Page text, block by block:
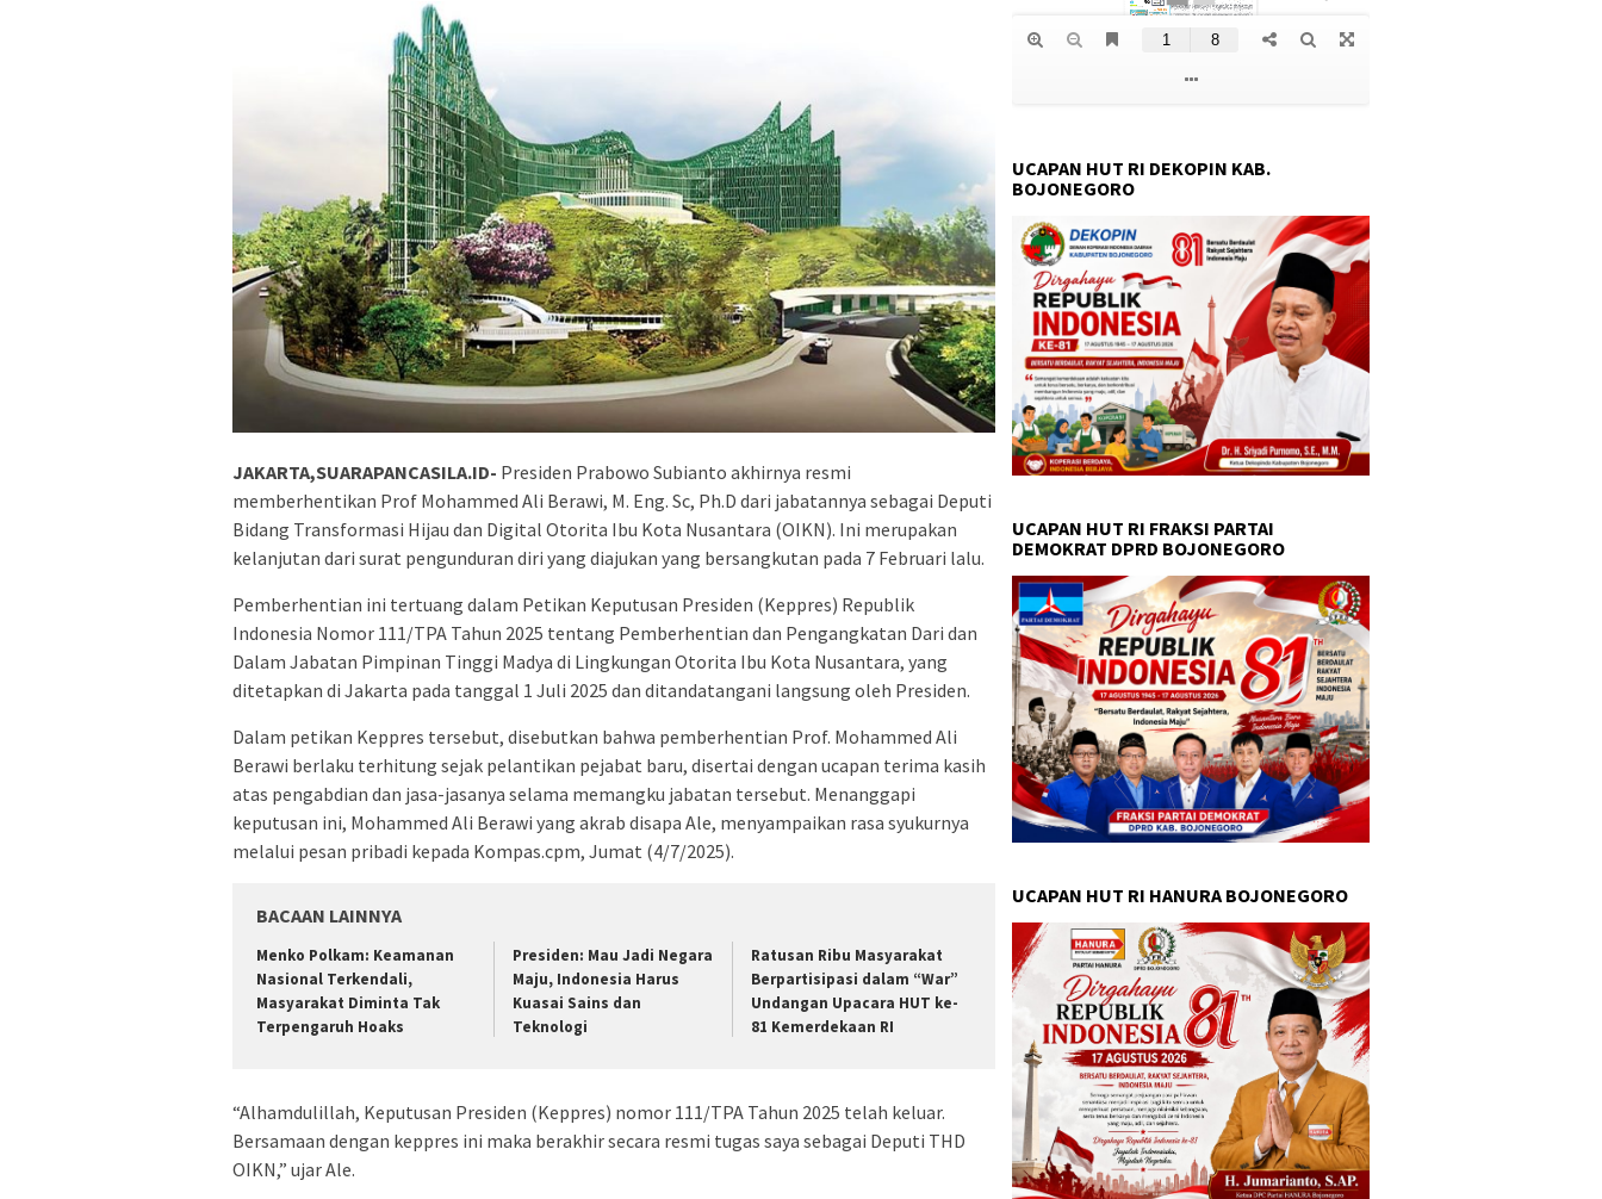
JAKARTA,SUARAPANCASILA.ID- Presiden Prabowo Subianto akhirnya resmi
memberhentikan Prof Mohammed Ali Berawi, M. Eng. Sc, Ph.D dari jabatannya sebagai Deputi
Bidang Transformasi Hijau dan Digital Otorita Ibu Kota Nusantara (OIKN). Ini merupakan
kelanjutan dari surat pengunduran diri yang diajukan yang bersangkutan pada 7 Februari lalu.
Pemberhentian ini tertuang dalam Petikan Keputusan Presiden (Keppres) Republik
Indonesia Nomor 111/TPA Tahun 2025 tentang Pemberhentian dan Pengangkatan Dari dan
Dalam Jabatan Pimpinan Tinggi Madya di Lingkungan Otorita Ibu Kota Nusantara, yang
ditetapkan di Jakarta pada tanggal 1 Juli 2025 dan ditandatangani langsung oleh Presiden.
Dalam petikan Keppres tersebut, disebutkan bahwa pemberhentian Prof. Mohammed Ali
Berawi berlaku terhitung sejak pelantikan pejabat baru, disertai dengan ucapan terima kasih
atas pengabdian dan jasa-jasanya selama memangku jabatan tersebut. Menanggapi
keputusan ini, Mohammed Ali Berawi yang akrab disapa Ale, menyampaikan rasa syukurnya
melalui pesan pribadi kepada Kompas.cpm, Jumat (4/7/2025).
BACAAN LAINNYA
Menko Polkam: Keamanan
Nasional Terkendali,
Masyarakat Diminta Tak
Terpengaruh Hoaks
Presiden: Mau Jadi Negara
Maju, Indonesia Harus
Kuasai Sains dan
Teknologi
Ratusan Ribu Masyarakat
Berpartisipasi dalam “War”
Undangan Upacara HUT ke-
81 Kemerdekaan RI
“Alhamdulillah, Keputusan Presiden (Keppres) nomor 111/TPA Tahun 2025 telah keluar.
Bersamaan dengan keppres ini maka berakhir secara resmi tugas saya sebagai Deputi THD
OIKN,” ujar Ale.
UCAPAN HUT RI DEKOPIN KAB.
BOJONEGORO
UCAPAN HUT RI FRAKSI PARTAI
DEMOKRAT DPRD BOJONEGORO
UCAPAN HUT RI HANURA BOJONEGORO